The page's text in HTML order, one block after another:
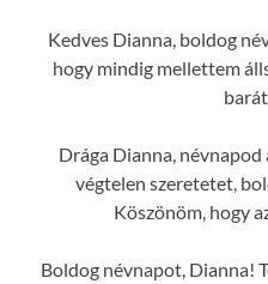
Kedves Dianna, boldog
hogy mindig mellettem
Drága Dianna,
végtelen szeretetet,
Köszönöm, hogy
Boldog névnapot, Dianna!